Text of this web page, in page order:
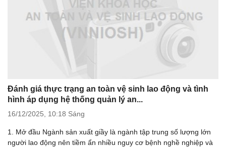
Đánh giá thực trạng an toàn vệ sinh lao động và tình
hình áp dụng hệ thống quản lý an...
16/12/2025, 10:18 Sáng
1. Mở đầu Ngành sản xuất giầy là ngành tập trung số lượng lớn
người lao động nên tiềm ẩn nhiều nguy cơ bệnh nghề nghiệp và